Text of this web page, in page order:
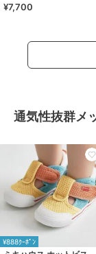
¥7,700
通気性抜群メ
¥888ｸｰﾎﾟﾝ